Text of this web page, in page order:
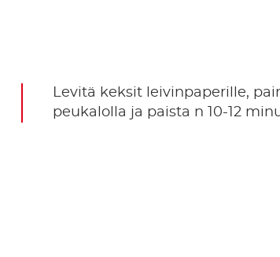
Levitä keksit leivinpaperille,
peukalolla ja paista n 10-12